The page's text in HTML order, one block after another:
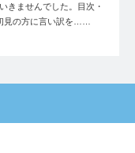
きませんでした。目次・
見の方に言い訳を……